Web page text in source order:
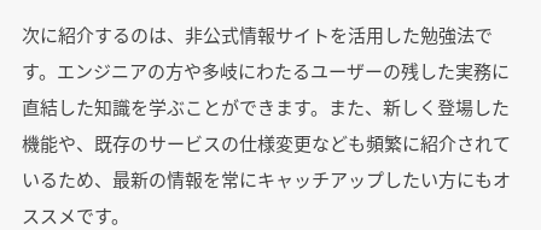
次に紹介するのは、非公式情報サイトを活用した勉強法で
す。エンジニアの方や多岐にわたるユーザーの残した実務に
直結した知識を学ぶことができます。また、 新しく登場した
機能や、既存のサービスの仕様変更なども頻繁に紹介されて
いるため、最新の情報を常にキャッチアップしたい方にもオ
ススメです。